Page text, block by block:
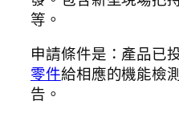
等。
申請條件是：產品已
零件給相應的機能檢
告。